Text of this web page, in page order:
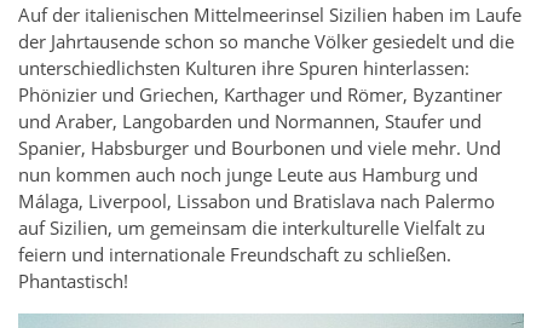
Auf der italienischen Mittelmeerinsel Sizilien haben im Laufe
der Jahrtausende schon so manche Völker gesiedelt und die
unterschiedlichsten Kulturen ihre Spuren hinterlassen:
Phönizier und Griechen, Karthager und Römer, Byzantiner
und Araber, Langobarden und Normannen, Staufer und
Spanier, Habsburger und Bourbonen und viele mehr. Und
nun kommen auch noch junge Leute aus Hamburg und
Málaga, Liverpool, Lissabon und Bratislava nach Palermo
auf Sizilien, um gemeinsam die interkulturelle Vielfalt zu
feiern und internationale Freundschaft zu schließen.
Phantastisch!